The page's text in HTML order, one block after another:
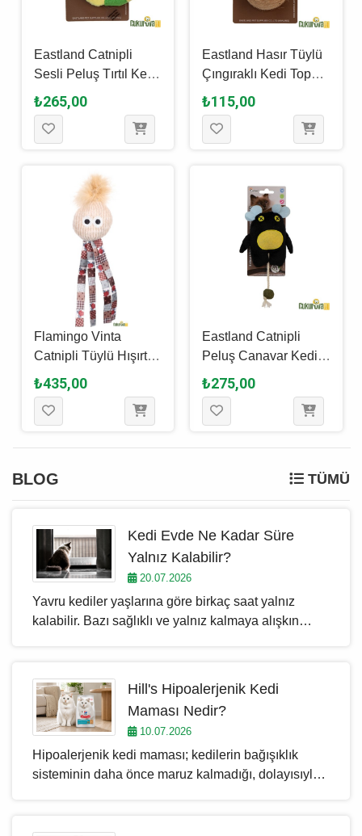
Eastland Catnipli
Sesli Peluş Tırtıl Kedi
Oyuncağı 13 Cm
₺265,00
Flamingo Vinta
Catnipli Tüylü Hışırtılı
Peluş Kumaş Kedi
Oyuncağı 8 Cm
₺435,00
Eastland Hasır Tüylü
Çıngıraklı Kedi Topu 6
Cm
₺115,00
Eastland Catnipli
Peluş Canavar Kedi
Oyuncağı Siyah 18
Cm
₺275,00
BLOG TÜMÜ
Kedi Evde Ne Kadar Süre
Yalnız Kalabilir?
20.07.2026
Yavru kediler yaşlarına göre birkaç saat yalnız
kalabilir. Bazı sağlıklı ve yalnız kalmaya alışkın
veya ilaç kullanan kediler ise daha sık kontrol
gerektirir; güvenli süre kedinin bireysel ihtiyaçlarına
ve varsa veteriner hekimin bakım planına göre
belirlenmelidir.
Hill's Hipoalerjenik Kedi
Maması Nedir?
10.07.2026
Hipoalerjenik kedi maması; kedilerin bağışıklık
sisteminin daha önce maruz kalmadığı, dolayısıyla
etiketle satılan pek çok ürün bulunsa da gerçek